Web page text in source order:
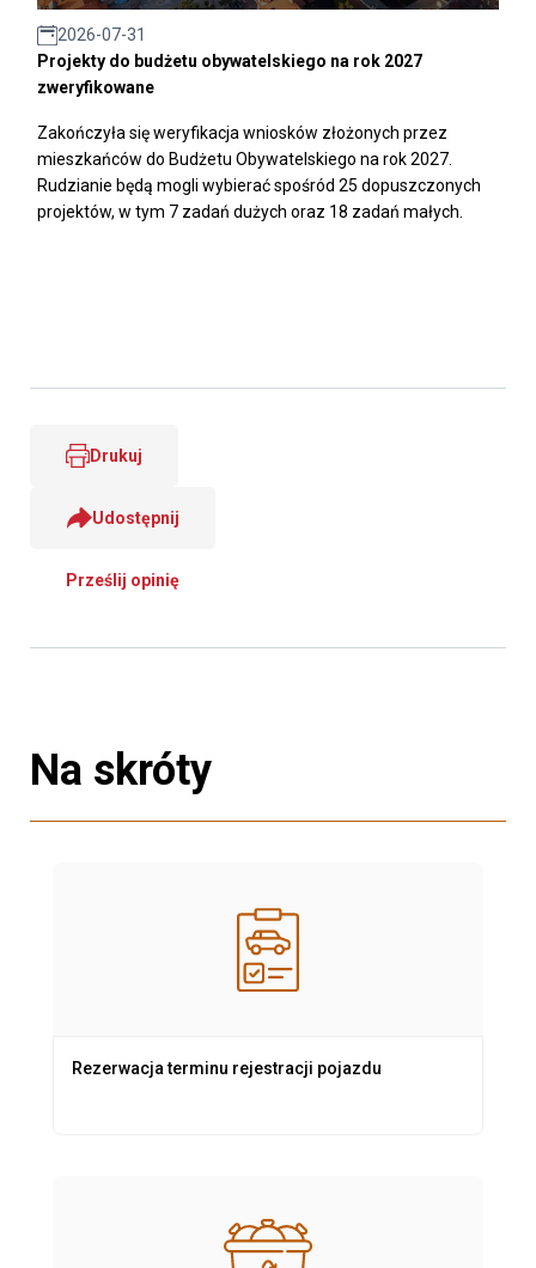
2026-07-31
Projekty do budżetu obywatelskiego na rok 2027
zweryfikowane
Zakończyła się weryfikacja wniosków złożonych przez
mieszkańców do Budżetu Obywatelskiego na rok 2027.
Rudzianie będą mogli wybierać spośród 25 dopuszczonych
projektów, w tym 7 zadań dużych oraz 18 zadań małych.
Drukuj
Udostępnij
Prześlij opinię
Na skróty
Rezerwacja terminu rejestracji pojazdu